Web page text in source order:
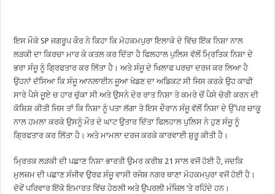
ਇਸ ਮੌਕੇ SP ਜਗਰੂਪ ਕੌਰ ਨੇ ਕਿਹਾ ਕਿ ਮੋਹਕਮਪੁਰਾ ਇਲਾਕੇ ਦੇ ਵਿੱਚ ਇੱਕ ਨਿਸ਼ਾ ਨਾਲ
ਲੜਕੀ ਦਾ ਕਿਰਚਾ ਮਾਰ ਕੇ ਕਤਲ ਕਰ ਦਿੱਤਾ ਹੈ ਫਿਲਹਾਲ ਪੁਲਿਸ ਵੱਲੋਂ ਮ੍ਰਿਤਿਕ ਨਿਸ਼ਾ ਦੇ
ਭਰਾ ਸੰਜੂ ਨੂੰ ਗ੍ਰਿਫਤਾਰ ਕਰ ਲਿੱਤਾ ਹੈ। ਅਤੇ ਸੰਜੂ ਦੇ ਖਿਲਾਫ ਪਰਚਾ ਦਰਜ ਕਰ ਲਿਆ ਹੈ
ਉਹਨਾਂ ਦੱਸਿਆ ਕਿ ਸੰਜੂ ਆਨਲਾਈਨ ਜੂਆ ਖੇਡਣ ਦਾ ਅਡਿਕਟ ਸੀ ਜਿਸ ਕਰਕੇ ਉਹ ਕਾਫੀ
ਸਾਰੇ ਪੈਸੇ ਜੂਏ ਚ ਹਾਰ ਚੁੱਕਾ ਸੀ ਅਤੇ ਉਸਨੇ ਦੇਰ ਰਾਤ ਨਿਸ਼ਾ ਤੇ ਕਮਰੇ ਚੋਂ ਪੈਸੇ ਚੋਰੀ ਕਰਨ ਦੀ
ਕੋਸ਼ਿਸ਼ ਕੀਤੀ ਜਿਸ ਤਾਂ ਕਿ ਨਿਸ਼ਾ ਨੂੰ ਪਤਾ ਲੱਗਾ ਤੇ ਇਸ ਦੌਰਾਨ ਸੰਜੂ ਵੱਲੋਂ ਨਿਸ਼ਾ ਦੇ ਉੱਪਰ ਚਾਕੂ
ਨਾਲ ਹਮਲਾ ਕਰਕੇ ਉਸਨੂੰ ਮੌਤ ਦੇ ਘਾਟ ਉਤਾਰ ਦਿੱਤਾ ਫਿਲਹਾਲ ਪੁਲਿਸ ਨੇ ਹੁਣ ਸੰਜੂ ਨੂੰ
ਗ੍ਰਿਫਤਾਰ ਕਰ ਲਿੱਤਾ ਹੈ। ਅਤੇ ਮਾਮਲਾ ਦਰਜ ਕਰਕੇ ਕਾਰਵਾਈ ਸ਼ੁਰੂ ਕੀਤੀ ਹੈ।
ਮ੍ਰਿਤਕ ਲੜਕੀ ਦੀ ਪਛਾਣ ਨਿਸ਼ਾ ਭਾਰਤੀ ਉਮਰ ਕਰੀਬ 21 ਸਾਲ ਵਜੋਂ ਹੋਈ ਹੈ, ਜਦਕਿ
ਮੁਲਜ਼ਮ ਦੀ ਪਛਾਣ ਸੰਜੀਵ ਉਰਫ ਸੰਜੂ ਵਾਸੀ ਰਜੇਸ਼ ਨਗਰ ਥਾਣਾ ਮੋਹਕਮਪੁਰਾ ਵਜੋਂ ਹੋਈ ਹੈ।
ਦੋਵੇਂ ਪਰਿਵਾਰ ਇੱਕੋ ਇਮਾਰਤ ਵਿੱਚ ਹੇਠਲੀ ਅਤੇ ਉਪਰਲੀ ਮੰਜ਼ਿਲ ’ਤੇ ਰਹਿੰਦੇ ਹਨ।